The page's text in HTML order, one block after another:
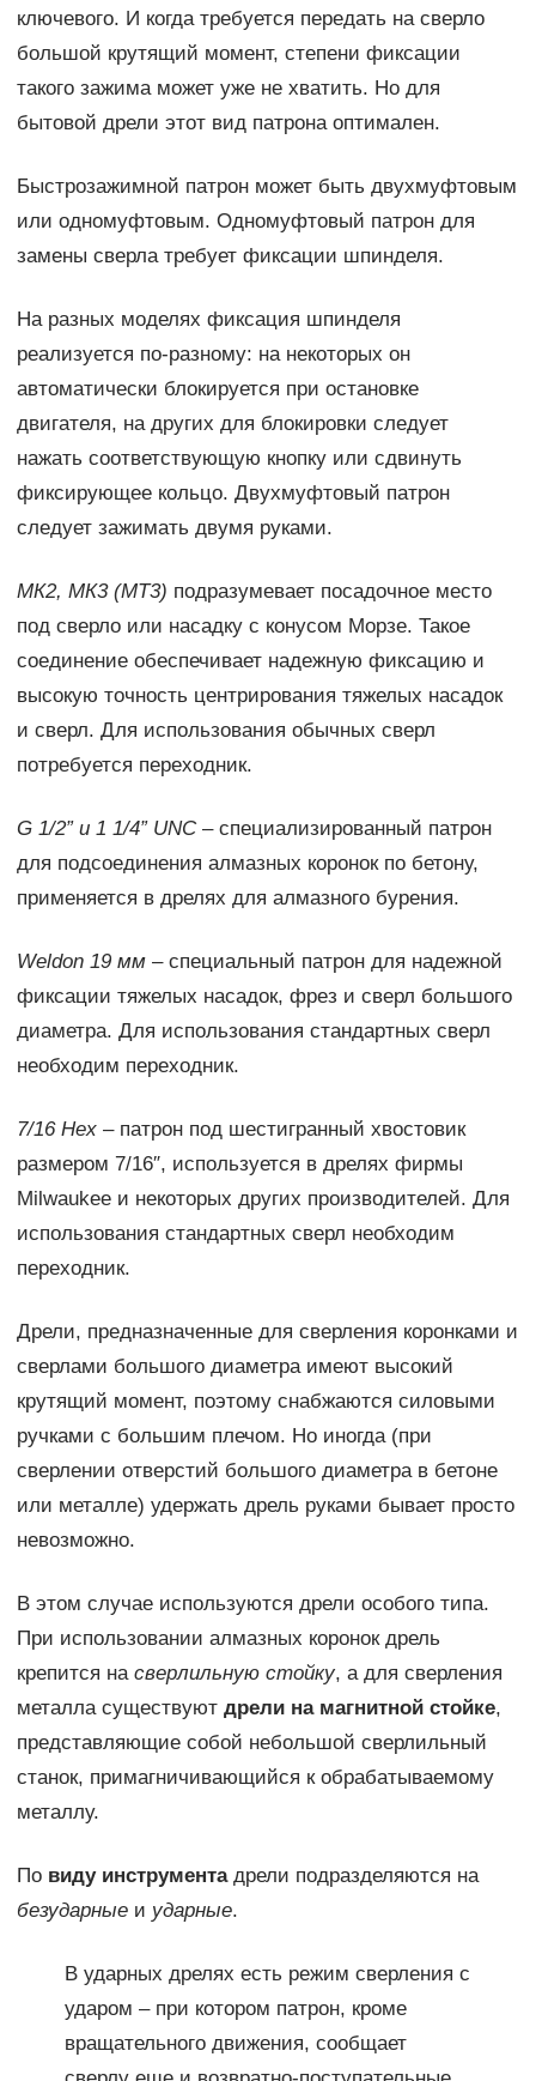
ключевого. И когда требуется передать на сверло
большой крутящий момент, степени фиксации
такого зажима может уже не хватить. Но для
бытовой дрели этот вид патрона оптимален.
Быстрозажимной патрон может быть двухмуфтовым
или одномуфтовым. Одномуфтовый патрон для
замены сверла требует фиксации шпинделя.
На разных моделях фиксация шпинделя
реализуется по-разному: на некоторых он
автоматически блокируется при остановке
двигателя, на других для блокировки следует
нажать соответствующую кнопку или сдвинуть
фиксирующее кольцо. Двухмуфтовый патрон
следует зажимать двумя руками.
МК2, МК3 (МТ3) подразумевает посадочное место
под сверло или насадку с конусом Морзе. Такое
соединение обеспечивает надежную фиксацию и
высокую точность центрирования тяжелых насадок
и сверл. Для использования обычных сверл
потребуется переходник.
G 1/2” и 1 1/4” UNC– специализированный патрон
для подсоединения алмазных коронок по бетону,
применяется в дрелях для алмазного бурения.
Weldon 19 мм– специальный патрон для надежной
фиксации тяжелых насадок, фрез и сверл большого
диаметра. Для использования стандартных сверл
необходим переходник.
7/16 Hex– патрон под шестигранный хвостовик
размером 7/16″, используется в дрелях фирмы
Milwaukee и некоторых других производителей. Для
использования стандартных сверл необходим
переходник.
Дрели, предназначенные для сверления коронками и
сверлами большого диаметра имеют высокий
крутящий момент, поэтому снабжаются силовыми
ручками с большим плечом. Но иногда (при
сверлении отверстий большого диаметра в бетоне
или металле) удержать дрель руками бывает просто
невозможно.
В этом случае используются дрели особого типа.
При использовании алмазных коронок дрель
крепится на сверлильную стойку, а для сверления
металла существуют дрели на магнитной стойке,
представляющие собой небольшой сверлильный
станок, примагничивающийся к обрабатываемому
металлу.
По виду инструментадрели подразделяются на
безударныеи ударные.
В ударных дрелях есть режим сверления с
ударом – при котором патрон, кроме
вращательного движения, сообщает